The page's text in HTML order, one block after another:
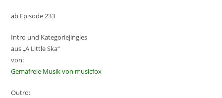
ab Episode 233
Intro und Kategoriejingles
aus „A Little Ska“
von:
Gemafreie Musik von musicfox
Outro: